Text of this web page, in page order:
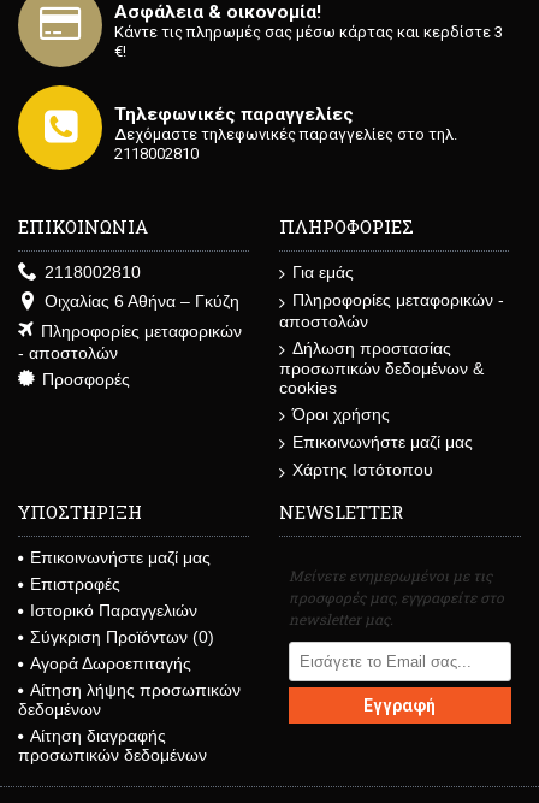
Ασφάλεια & οικονομία!
Κάντε τις πληρωμές σας μέσω κάρτας και κερδίστε 3
€!
Τηλεφωνικές παραγγελίες
Δεχόμαστε τηλεφωνικές παραγγελίες στο τηλ.
2118002810
ΕΠΙΚΟΙΝΩΝΙΑ
2118002810
Οιχαλίας 6 Αθήνα – Γκύζη
Πληροφορίες μεταφορικών
- αποστολών
Προσφορές
ΠΛΗΡΟΦΟΡΙΕΣ
Για εμάς
Πληροφορίες μεταφορικών -
αποστολών
Δήλωση προστασίας
προσωπικών δεδομένων &
cookies
Όροι χρήσης
Επικοινωνήστε μαζί μας
Χάρτης Ιστότοπου
ΥΠΟΣΤΗΡΙΞΗ
Επικοινωνήστε μαζί μας
Επιστροφές
Ιστορικό Παραγγελιών
Σύγκριση Προϊόντων (0)
Αγορά Δωροεπιταγής
Αίτηση λήψης προσωπικών
δεδομένων
Αίτηση διαγραφής
προσωπικών δεδομένων
NEWSLETTER
Μείνετε ενημερωμένοι με τις
προσφορές μας, εγγραφείτε στο
newsletter μας.
Εγγραφή